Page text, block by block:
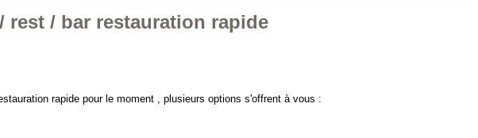
rest / bar restauration rapide
rapide pour le moment , plusieurs options s'offrent à vous :